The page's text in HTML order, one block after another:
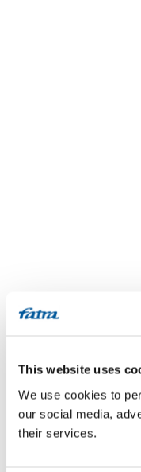
This website uses
We use cookies to
our social media,
their services.